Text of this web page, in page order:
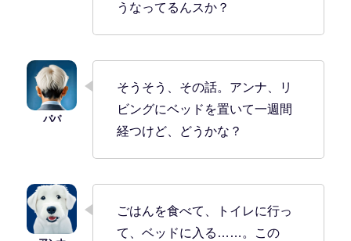
うなってるんスか？
そうそう、その話。アンナ、リ
ビングにベッドを置いて一週間
経つけど、どうかな？
ごはんを食べて、トイレに行っ
て、ベッドに入る……。この